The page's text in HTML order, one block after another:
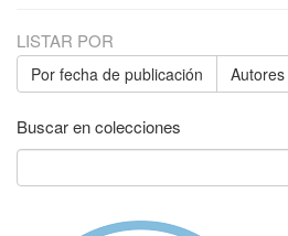
LISTAR POR
Por fecha de publicación Autores
Buscar en colecciones